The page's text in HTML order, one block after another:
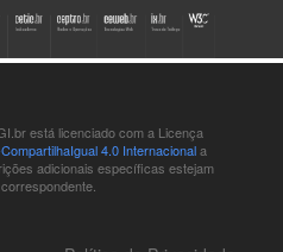
está licenciado com a Licença
4.0 Internacionala
adicionais específicas estejam